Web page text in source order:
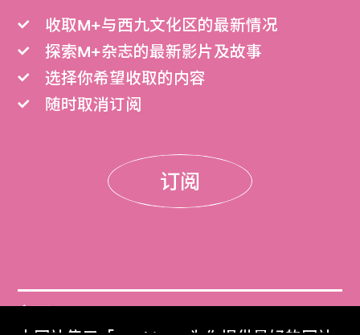
收取M+与西九文化区的最新情况
探索M+杂志的最新影片及故事
选择你希望收取的内容
随时取消订阅
订阅
门票